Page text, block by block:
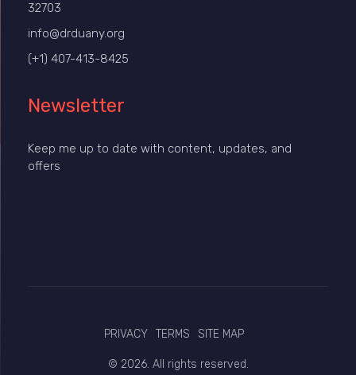
32703
info@drduany.org
(+1) 407-413-8425
Newsletter
Keep me up to date with content, updates, and
offers
PRIVACY TERMS SITE MAP
© 2026. All rights reserved.